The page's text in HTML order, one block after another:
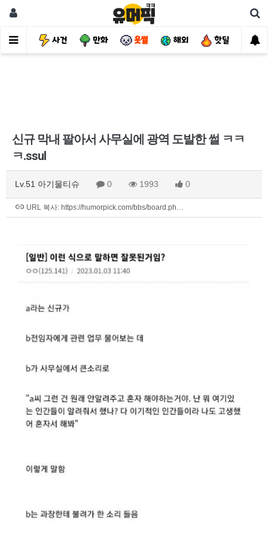
유머 사건 만화 웃썰 해외 핫딜 자
신규 막내 팔아서 사무실에 광역 도발한 썰 ㅋㅋ
ㅋ.ssul
Lv.51 아기물티슈 0 1993 0
URL 복사: https://humorpick.com/bbs/board.ph…